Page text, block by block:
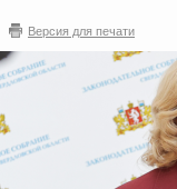
Версия для печати